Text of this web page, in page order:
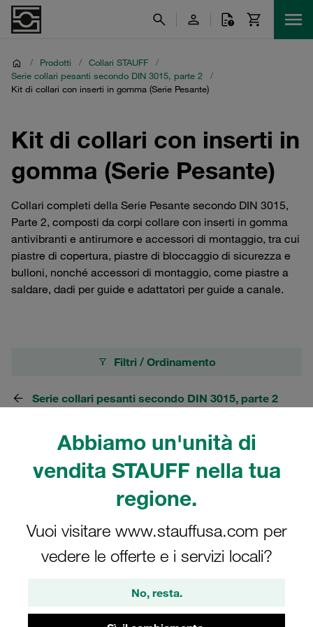
Abbiamo un'unità di
vendita STAUFF nella tua
regione.
Vuoi visitare www.stauffusa.com per
vedere le offerte e i servizi locali?
No, resta.
/ Prodotti / Collari STAUFF
/
Serie collari pesanti secondo DIN 3015, parte 2
/
Kit di collari con inserti in gomma (Serie Pesante)
Kit di collari con inserti in
gomma (Serie Pesante)
Collari completi della Serie Pesante secondo DIN 3015,
Parte 2, composti da corpi collare con inserti in gomma
antivibranti e antirumore e accessori di montaggio, tra cui
piastre di copertura, piastre di bloccaggio di sicurezza e
bulloni, nonché accessori di montaggio, come piastre a
saldare, dadi per guide e adattatori per guide a canale.
Filtri / Ordinamento
Serie collari pesanti secondo DIN 3015, parte 2
227 Risultati
Collari assemblati serie pesante grandezza
4S Ø10mm polipropilene W2 inserto in
/ 100 pezzi
spedizione €19 / più tasse